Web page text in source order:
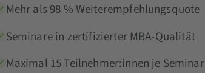
Mehr als 98 % Weiterempfehlungsquote
Seminare in zertifizierter MBA-Qualität
Maximal 15 Teilnehmer:innen je Seminar